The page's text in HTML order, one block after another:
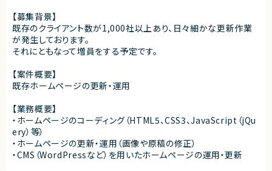
【募集背景】
既存のクライアント数が1,000社以上あり、日々細かな更新作業
が発生しております。
それにともなって増員をする予定です。
【案件概要】
既存ホームページの更新・運用
【業務概要】
・ホームページのコーディング（HTML5、CSS3、JavaScript（jQu
ery）等）
・ホームページの更新・運用（画像や原稿の修正）
・CMS（WordPressなど）を用いたホームページの運用・更新